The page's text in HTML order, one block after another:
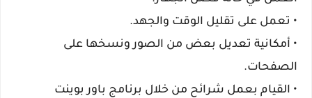
• تعمل على تقليل الوقت والجهد.
• أمكانية تعديل بعض من الصور ونسخها على
الصفحات.
• القيام بعمل شرائح من خلال برنامج باور بوينت